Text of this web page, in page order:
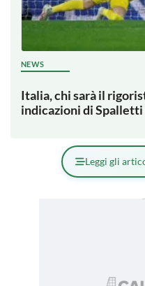
NEWS
Italia, chi sarà il
indicazioni di Spalletti
Leggi gli